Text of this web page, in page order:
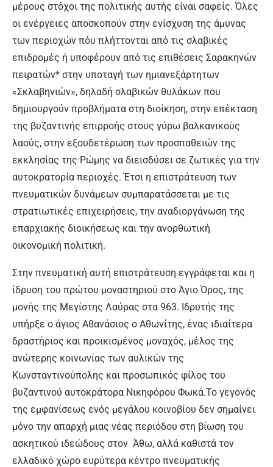
μέρους στόχοι της πολιτικής αυτής είναι σαφείς. Όλες
οι ενέργειες αποσκοπούν στην ενίσχυση της άμυνας
των περιοχών πόυ πλήττονται από τις σλαβικές
επιδρομές ή υποφέρουν από τις επιθέσεις Σαρακηνών
πειρατών* στην υποταγή των ημιανεξάρτητων
«Σκλαβηνιών», δηλαδή σλαβικών θυλάκων που
δημιουργούν προβλήματα στη διοίκηση, στην επέκταση
της βυζαντινής επιρροής στους γύρω βαλκανικούς
λαούς, στην εξουδετέρωση των προσπαθειών της
εκκλησίας της Ρώμης να διεισδύσει σε ζωτικές για την
αυτοκρατορία περιοχές. Έτσι η επιστράτευση των
πνευματικών δυνάμεων συμπαρατάσσεται με τις
στρατιωτικές επιχειρήσεις, την αναδιοργάνωση της
επαρχιακής διοικήσεως και την ανορθωτική
οικονομική πολιτική.
Στην πνευματική αυτή επιστράτευση εγγράφεται και η
ίδρυση του πρώτου μοναστηριού στο Άγιο Όρος, της
μονής της Μεγίστης Λαύρας στα 963. Ιδρυτής της
υπήρξε ο άγιος Αθανάσιος ο Αθωνίτης, ένας ιδιαίτερα
δραστήριος και προικισμένος μοναχός, μέλος της
ανώτερης κοινωνίας των αυλικών της
Κωνσταντινούπολης και προσωπικός φίλος του
βυζαντινού αυτοκράτορα Νικηφόρου Φωκά.Το γεγονός
της εμφανίσεως ενός μεγάλου κοινοβίου δεν σημαίνει
μόνο την απαρχή μιας νέας περιόδου στη βίωση του
ασκητικού ιδεώδους στον Άθω, αλλά καθιστά τον
ελλαδικό χώρο ευρύτερα κέντρο πνευματικής